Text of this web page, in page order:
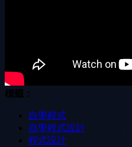
標籤：
自學程式
自學程式設計
程式設計